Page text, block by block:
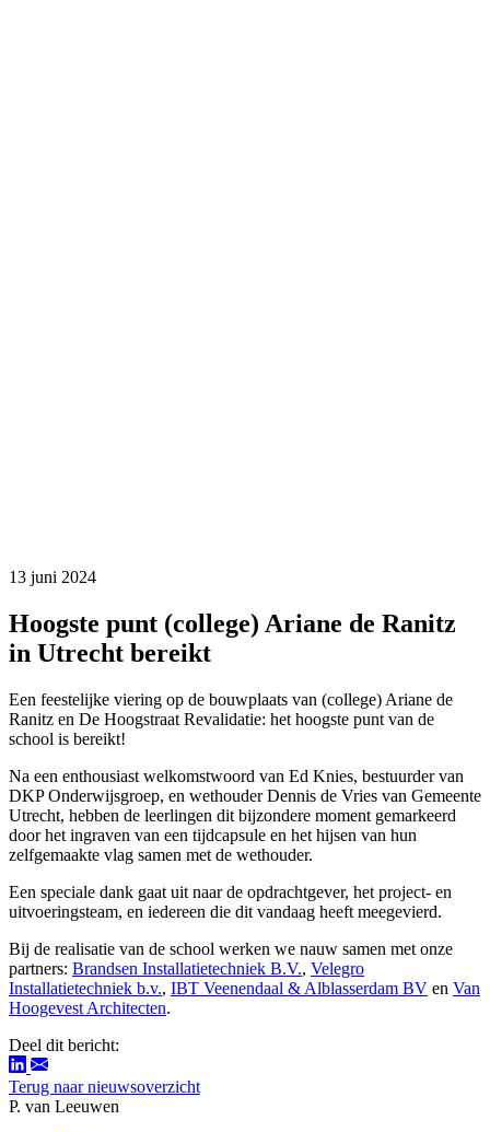
13 juni 2024
Hoogste punt (college) Ariane de Ranitz
in Utrecht bereikt
Een feestelijke viering op de bouwplaats van (college) Ariane de
Ranitz en De Hoogstraat Revalidatie: het hoogste punt van de
school is bereikt!
Na een enthousiast welkomstwoord van Ed Knies, bestuurder van
DKP Onderwijsgroep, en wethouder Dennis de Vries van Gemeente
Utrecht, hebben de leerlingen dit bijzondere moment gemarkeerd
door het ingraven van een tijdcapsule en het hijsen van hun
zelfgemaakte vlag samen met de wethouder.
Een speciale dank gaat uit naar de opdrachtgever, het project- en
uitvoeringsteam, en iedereen die dit vandaag heeft meegevierd.
Bij de realisatie van de school werken we nauw samen met onze
partners: Brandsen Installatietechniek B.V., Velegro
Installatietechniek b.v., IBT Veenendaal & Alblasserdam BV en Van
Hoogevest Architecten.
Deel dit bericht:
Terug naar nieuwsoverzicht
P. van Leeuwen